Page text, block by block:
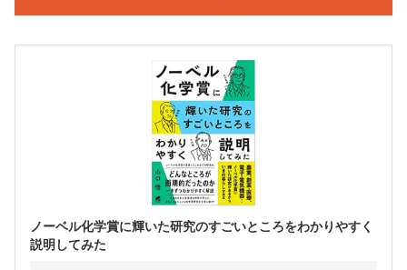
ノーベル化学賞に輝いた研究のすごいところをわかりやすく
説明してみた